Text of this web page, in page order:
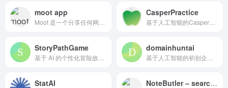
moot app CasperPractice
StoryPathGame domainhuntai
StatAI NoteButler – searchable PDFs in Notion